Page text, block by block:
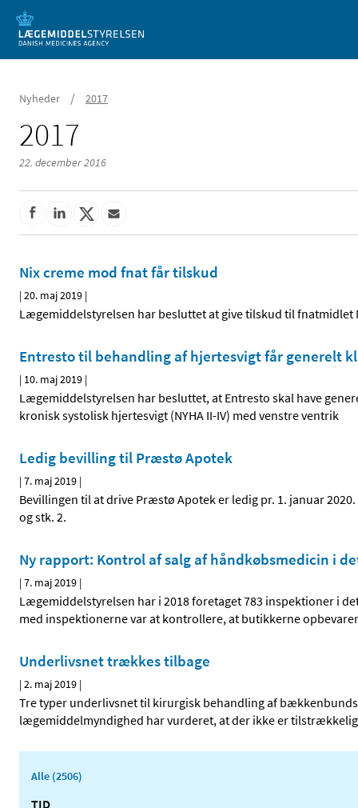
Mobil visning
Nyheder / 2017
2017
22. december 2016
Nix creme mod fnat får tilskud
|20. maj 2019 |
Lægemiddelstyrelsen har besluttet at give tilskud til
Entresto til behandling af hjertesvigt får generelt
| 10. maj 2019 |
Lægemiddelstyrelsen har besluttet, at Entresto skal have
kronisk systolisk hjertesvigt (NYHA II-IV) med venstre ventrik
Ledig bevilling til Præstø Apotek
|7. maj 2019 |
Bevillingen til at drive Præstø Apotek er ledig pr. 1. januar
og stk. 2.
Ny rapport: Kontrol af salg af håndkøbsmedicin i
|7. maj 2019 |
Lægemiddelstyrelsen har i 2018 foretaget 783 inspektioner i
med inspektionerne var at kontrollere, at butikkerne
Underlivsnet trækkes tilbage
|2. maj 2019 |
Tre typer underlivsnet til kirurgisk behandling af
lægemiddelmyndighed har vurderet, at der ikke er
Alle (2506)
TID